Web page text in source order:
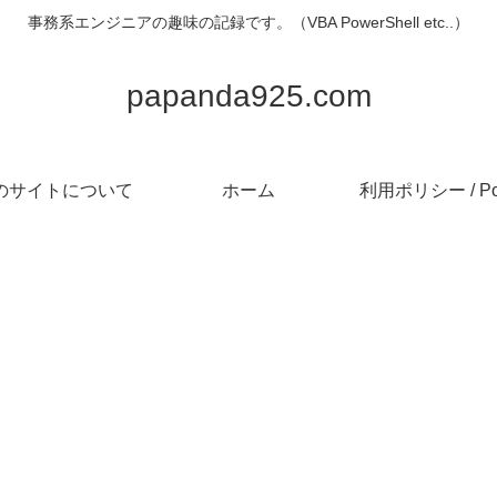
事務系エンジニアの趣味の記録です。（VBA PowerShell etc..）
papanda925.com
サイトについて ホーム 利用ポリシー /